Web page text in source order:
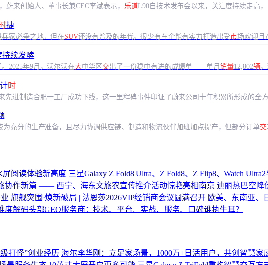
蔚来创始人、董事长兼CEO李斌表示， 乐道L90自技术发布会以来，关注度持续走高，
时捷
兵家必争之地，但在SUV还没有普及的年代，很少有车企能有实力打造出受市场欢迎且
持续发酵
2025年9月，沃尔沃在大中华区 交出了一份稳中有进的成绩单——单月 销量12,802辆
时
先进制造合肥一工厂成功下线，这一里程碑事件印证了蔚来公司十年积累所形成的全
为充分的生产准备，且尽力协调供应链、制造和物流伙伴加班加点提产，但部分订单交
屏阅读体验新高度 三星Galaxy Z Fold8 Ultra、Z Fold8、Z Flip8、Watch
协作新篇 —— 西宁、海东文旅农宣传推介活动惊艳亮相南京 迪丽热巴空降
旗舰突围·焕新破局 | 法恩莎2026VIP经销商会议圆满召开 欧美、东南亚、
度解码头部GEO服务商：技术、平台、实战、服务、口碑谁执牛耳？
打怪”创业经历 海尔李华刚：立足家场景，1000万+日活用户，共创智慧家